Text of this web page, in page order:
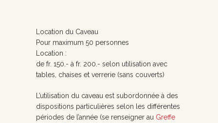
Location du Caveau
Pour maximum 50 personnes
Location :
de fr. 150.- à fr. 200.- selon utilisation avec
tables, chaises et verrerie (sans couverts)
L’utilisation du caveau est subordonnée à des
dispositions particulières selon les différentes
périodes de l’année (se renseigner au Greffe